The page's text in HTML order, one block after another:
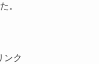
。
ンク